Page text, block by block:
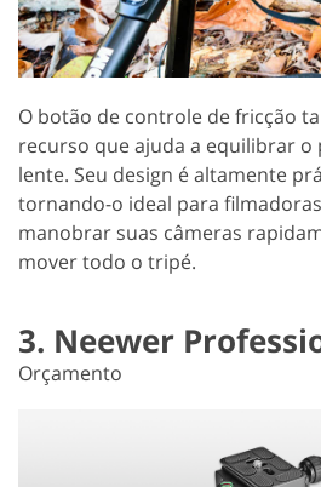
O botão de controle de fricção
recurso que ajuda a equilibrar o
lente. Seu design é altamente
tornando-o ideal para
manobrar suas câmeras
mover todo o tripé.
3. Neewer
Orçamento